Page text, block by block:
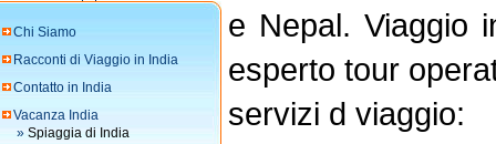
Chi Siamo
Racconti di Viaggio in India
Contatto in India
Vacanza India
» Spiaggia di India
e Nepal. Viaggio
esperto tour
servizi d viaggio: